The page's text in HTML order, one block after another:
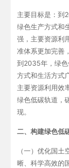
主要目标是：到
绿色生产方式和
强，主要资源利
准体系更加完善
到2035年，绿
方式和生活方式
主要资源利用效
绿色低碳轨道，
现。
二、构建绿色低
（一）优化国
晰、科学高效的